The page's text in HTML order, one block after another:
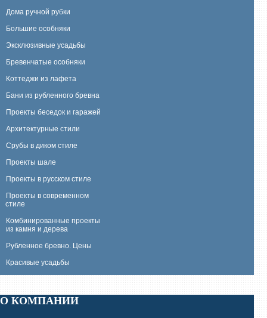
Дома ручной рубки
Большие особняки
Эксклюзивные усадьбы
Бревенчатые особняки
Коттеджи из лафета
Бани из рубленного бревна
Проекты беседок и гаражей
Архитектурные стили
Срубы в диком стиле
Проекты шале
Проекты в русском стиле
Проекты в современном
стиле
Комбинированные проекты
из камня и дерева
Рубленное бревно. Цены
Красивые усадьбы
О КОМПАНИИ